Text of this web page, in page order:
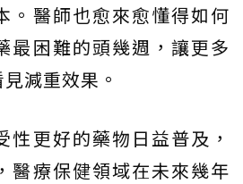
。醫師也愈來愈懂得如何
最困難的頭幾週，讓更多
減重效果。
性更好的藥物日益普及，
醫療保健領域在未來幾年